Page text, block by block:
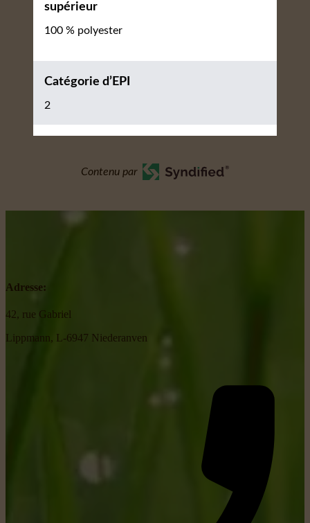
supérieur
100 % polyester
Catégorie d’EPI
2
Contenu par
Adresse:
42, rue Gabriel
Lippmann, L-6947 Niederanven